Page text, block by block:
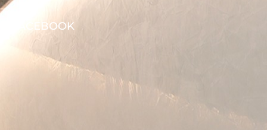
FACEBOOK